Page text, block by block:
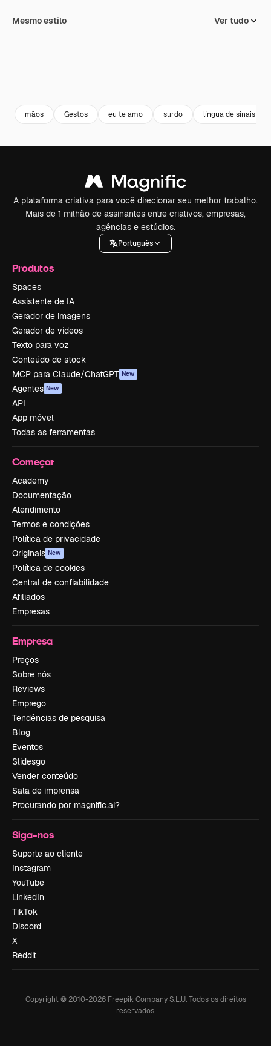
Mesmo estilo Ver tudo
mãos Gestos eu te amo surdo língua de sinais
A plataforma criativa para você direcionar seu melhor trabalho.
Mais de 1 milhão de assinantes entre criativos, empresas,
agências e estúdios.
Português
Produtos
Spaces
Assistente de IA
Gerador de imagens
Gerador de vídeos
Texto para voz
Conteúdo de stock
MCP para Claude/ChatGPT New
Agentes New
API
App móvel
Todas as ferramentas
Começar
Academy
Documentação
Atendimento
Termos e condições
Política de privacidade
Originais New
Política de cookies
Central de confiabilidade
Afiliados
Empresas
Empresa
Preços
Sobre nós
Reviews
Emprego
Tendências de pesquisa
Blog
Eventos
Slidesgo
Vender conteúdo
Sala de imprensa
Procurando por magnific.ai?
Siga-nos
Suporte ao cliente
Instagram
YouTube
LinkedIn
TikTok
Discord
X
Reddit
Copyright © 2010-2026Freepik Company S.L.U. Todos os direitos
reservados.